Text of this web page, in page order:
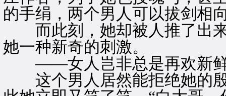
的手绢，两个男人可以拔剑相
而此刻，她却被人推了出来
她一种新奇的刺激。
——女人岂非总是再欢新鲜
这个男人居然能拒绝她的殷